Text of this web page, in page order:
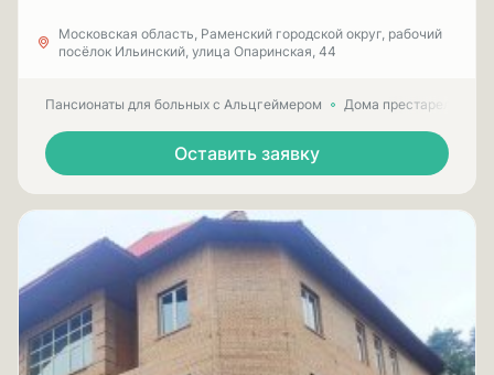
Московская область, Раменский городской округ, рабочий
посёлок Ильинский, улица Опаринская, 44
Пансионаты для больных с Альцгеймером Дома престарелых
Оставить заявку